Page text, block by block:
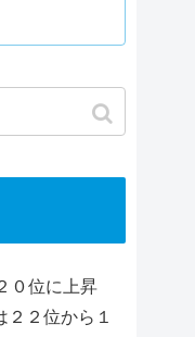
０位に上昇
２位から１